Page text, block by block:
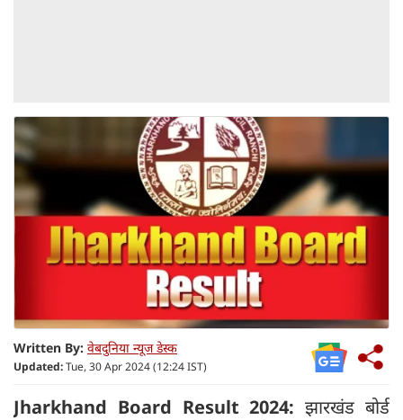
Written By: वेबदुनिया न्यूज डेस्क
Updated:Tue, 30 Apr 2024 (12:24 IST)
Jharkhand Board Result 2024:झारखंड बोर्ड